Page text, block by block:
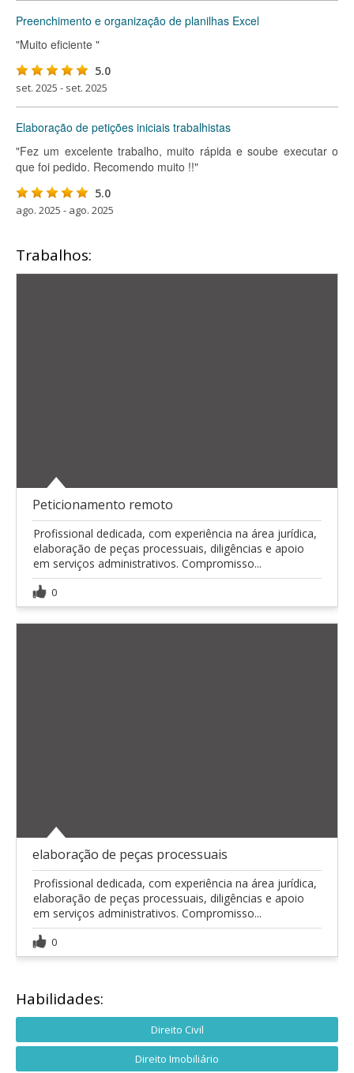
Preenchimento e organização de planilhas Excel
"Muito eficiente "
5.0
set. 2025 - set. 2025
Elaboração de petições iniciais trabalhistas
"Fez um excelente trabalho, muito rápida e soube executar o
que foi pedido. Recomendo muito !!"
5.0
ago. 2025 - ago. 2025
Trabalhos:
Peticionamento remoto
Profissional dedicada, com experiência na área jurídica,
elaboração de peças processuais, diligências e apoio
em serviços administrativos. Compromisso...
0
elaboração de peças processuais
Profissional dedicada, com experiência na área jurídica,
elaboração de peças processuais, diligências e apoio
em serviços administrativos. Compromisso...
0
Habilidades:
Direito Civil
Direito Imobiliário